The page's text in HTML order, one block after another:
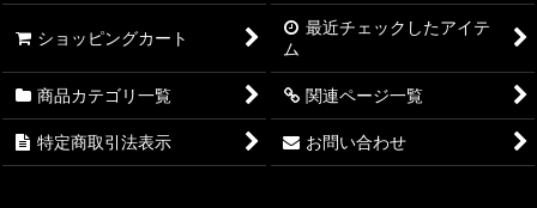
ショッピングカート
最近チェックしたアイテ
ム
商品カテゴリ一覧 関連ページ一覧
特定商取引法表示 お問い合わせ